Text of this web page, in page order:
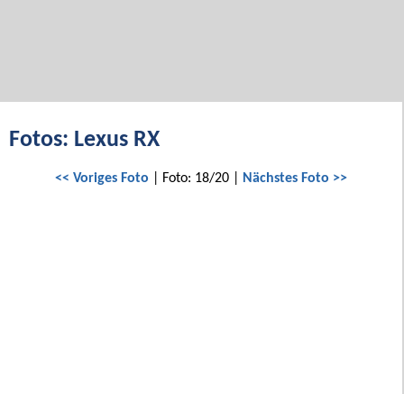
Fotos: Lexus RX
<< Voriges Foto | Foto: 18/20 | Nächstes Foto >>